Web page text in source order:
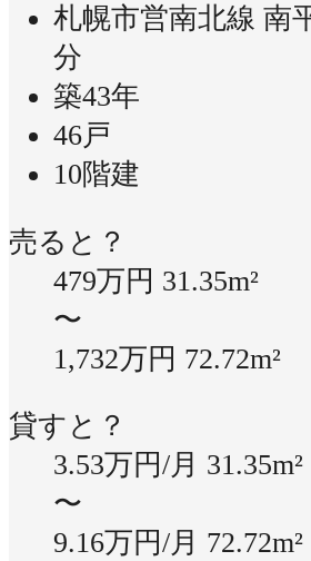
札幌市営南北線 南
分
築43年
46戸
10階建
売ると？
479万円 31.35m²
〜
1,732万円 72.72m²
貸すと？
3.53万円/月 31.35m²
〜
9.16万円/月 72.72m²